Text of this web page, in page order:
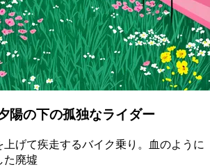
陽の下の孤独なライダー
げて疾走するバイク乗り。血のように
た廃墟